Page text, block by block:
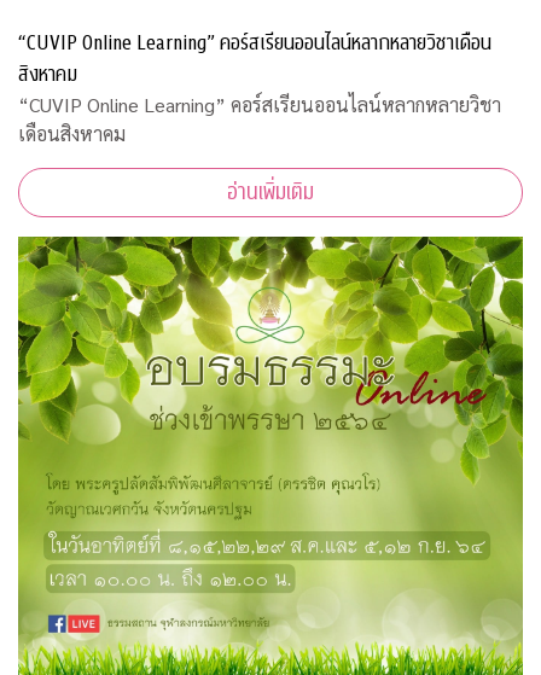
“CUVIP Online Learning” คอร์สเรียนออนไลน์หลากหลายวิชาเดือน
สิงหาคม
“CUVIP Online Learning” คอร์สเรียนออนไลน์หลากหลายวิชา
เดือนสิงหาคม
อ่านเพิ่มเติม